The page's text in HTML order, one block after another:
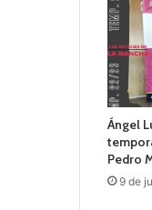
Ángel
Pedro
9 de